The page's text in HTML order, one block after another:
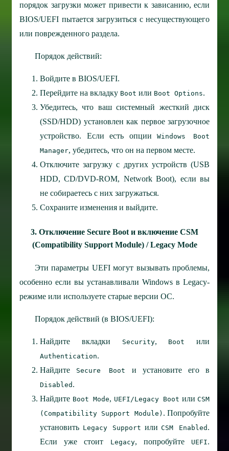
порядок загрузки может привести к зависанию, если
BIOS/UEFI пытается загрузиться с несуществующего
или поврежденного раздела.
Порядок действий:
Войдите в BIOS/UEFI.
Перейдите на вкладку Boot или Boot Options.
Убедитесь, что ваш системный жесткий диск
(SSD/HDD) установлен как первое загрузочное
устройство. Если есть опцииWindows Boot
Manager, убедитесь, что он на первом месте.
Отключите загрузку с других устройств (USB
HDD, CD/DVD-ROM, Network Boot), если вы
не собираетесь с них загружаться.
Сохраните изменения и выйдите.
3. Отключение Secure Boot и включение CSM
(Compatibility Support Module) / Legacy Mode
Эти параметры UEFI могут вызывать проблемы,
особенно если вы устанавливали Windows в Legacy-
режиме или используете старые версии ОС.
Порядок действий (в BIOS/UEFI):
Найдите вкладки Security, Boot или
Authentication.
Найдите
Secure Boot и установите его в
Disabled .
Найдите Boot Mode, UEFI/Legacy Boot или CSM
(Compatibility Support Module) . Попробуйте
установить Legacy Support илиCSM Enabled .
Если уже стоит
Legacy, попробуйте UEFI.